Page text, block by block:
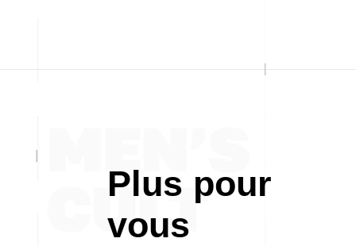
Plus pour
vous